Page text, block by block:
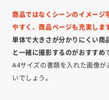
商品ではなくシーンのイメージ
やすく、商品ページも充実しま
単体で大きさが分かりにくい商
と一緒に撮影するのがおすすめ
A4サイズの書類を入れた画像
いでしょう。